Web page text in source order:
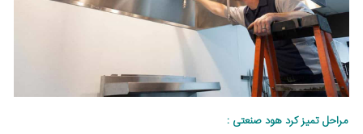
مراحل تمیز کرد هود صنعتی :